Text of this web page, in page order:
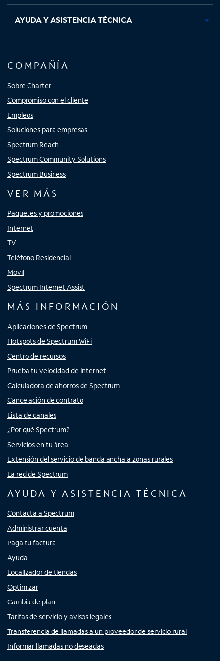
AYUDA Y ASISTENCIA TÉCNICA
COMPAÑÍA
Sobre Charter
Compromiso con el cliente
Empleos
Soluciones para empresas
Spectrum Reach
Spectrum Community Solutions
Spectrum Business
VER MÁS
Paquetes y promociones
Internet
TV
Teléfono Residencial
Móvil
Spectrum Internet Assist
MÁS INFORMACIÓN
Aplicaciones de Spectrum
Hotspots de Spectrum WiFi
Centro de recursos
Prueba tu velocidad de Internet
Calculadora de ahorros de Spectrum
Cancelación de contrato
Lista de canales
¿Por qué Spectrum?
Servicios en tu área
Extensión del servicio de banda ancha a zonas rurales
La red de Spectrum
AYUDA Y ASISTENCIA TÉCNICA
Contacta a Spectrum
Administrar cuenta
Paga tu factura
Ayuda
Localizador de tiendas
Optimizar
Cambia de plan
Tarifas de servicio y avisos legales
Transferencia de llamadas a un proveedor de servicio rural
Informar llamadas no deseadas